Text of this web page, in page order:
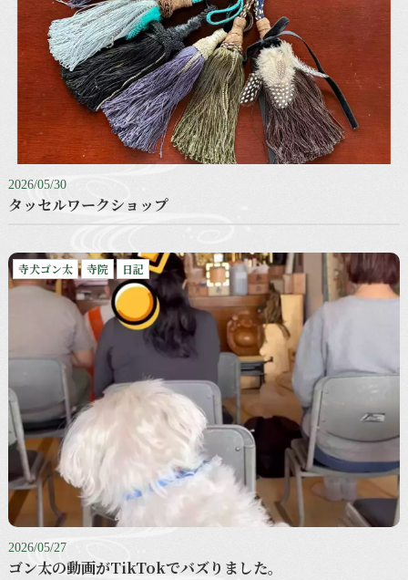
2026/05/30
タッセルワークショップ
寺犬ゴン太 寺院 日記
2026/05/27
ゴン太の動画がTikTokでバズりました。